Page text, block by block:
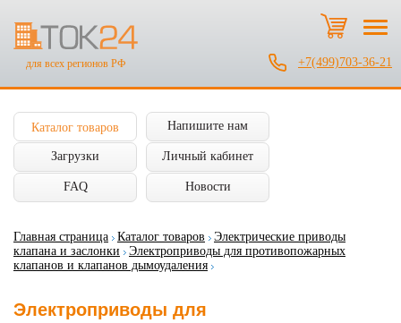
для всех регионов РФ +7(499)703-36-21
Каталог товаров Напишите нам
Загрузки Личный кабинет
FAQ Новости
Главная страница Каталог товаров
Электрические приводы
клапана и заслонки
Электроприводы для противопожарных
клапанов и клапанов дымоудаления
Электроприводы для